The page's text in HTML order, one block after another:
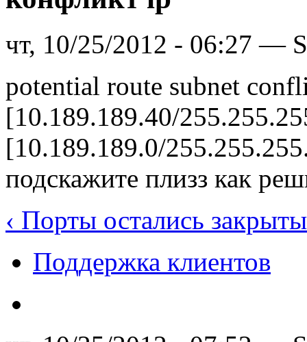
чт, 10/25/2012 - 06:27 —
potential route subnet
[10.189.189.40/
[10.189.189.0/
подскажите плизз как
‹ Порты остались
Поддержка клиентов